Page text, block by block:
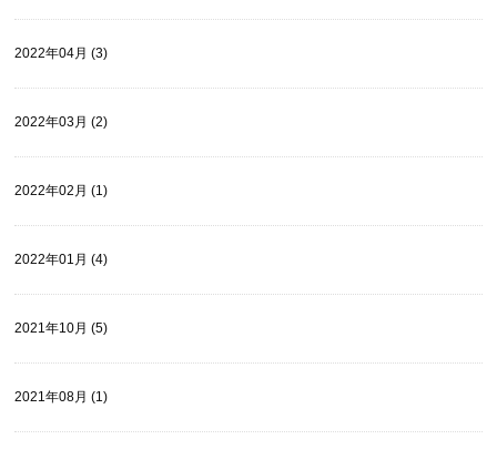
2022年04月 (3)
2022年03月 (2)
2022年02月 (1)
2022年01月 (4)
2021年10月 (5)
2021年08月 (1)